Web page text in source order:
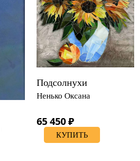
Подсолнухи
Ненько Оксана
65 450 ₽
КУПИТЬ